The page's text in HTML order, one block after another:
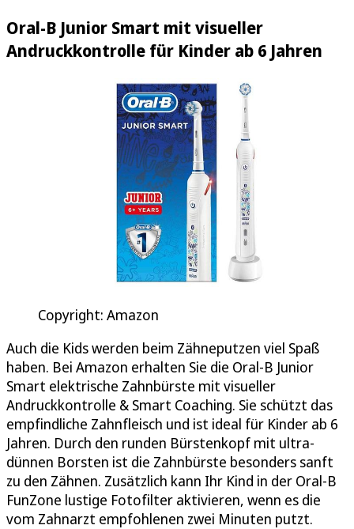
Oral-B Junior Smart mit visueller
Andruckkontrolle für Kinder ab 6 Jahren
Copyright: Amazon
Auch die Kids werden beim Zähneputzen viel Spaß
haben. Bei Amazon erhalten Sie die Oral-B Junior
Smart elektrische Zahnbürste mit visueller
Andruckkontrolle & Smart Coaching. Sie schützt das
empfindliche Zahnfleisch und ist ideal für Kinder ab 6
Jahren. Durch den runden Bürstenkopf mit ultra-
dünnen Borsten ist die Zahnbürste besonders sanft
zu den Zähnen. Zusätzlich kann Ihr Kind in der Oral-B
FunZone lustige Fotofilter aktivieren, wenn es die
vom Zahnarzt empfohlenen zwei Minuten putzt.